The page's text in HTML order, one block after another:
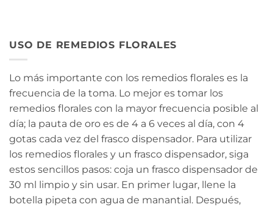
USO DE REMEDIOS FLORALES
Lo más importante con los remedios florales es la
frecuencia de la toma. Lo mejor es tomar los
remedios florales con la mayor frecuencia posible al
día; la pauta de oro es de 4 a 6 veces al día, con 4
gotas cada vez del frasco dispensador. Para utilizar
los remedios florales y un frasco dispensador, siga
estos sencillos pasos: coja un frasco dispensador de
30 ml limpio y sin usar. En primer lugar, llene la
botella pipeta con agua de manantial. Después,